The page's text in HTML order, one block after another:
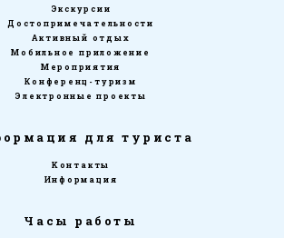
Экскурсии
Достопримечательности
Активный отдых
Мобильное приложение
Мероприятия
Конференц-туризм
Электронные проекты
для туриста
Kонтакты
Информация
Часы работы